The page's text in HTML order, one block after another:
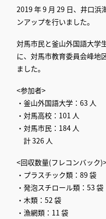
2019 年 9 月 29 日、井口浜
ンアップを行いました。
対馬市民と釜山外国語大学
に、対馬市教育委員会峰地
ました。
<参加者>
・釜山外国語大学：63 人
・対馬高校：101 人
・対馬市民：184 人
計 326 人
<回収数量(フレコンバック
・プラスチック類：89 袋
・発泡スチロール類：53 袋
・木類：52 袋
・漁網類：11 袋